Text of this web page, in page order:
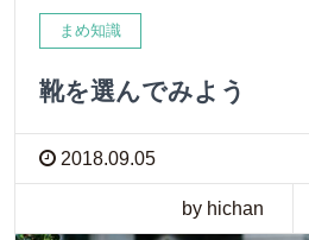
まめ知識
靴を選んでみよう
2018.09.05
by hichan